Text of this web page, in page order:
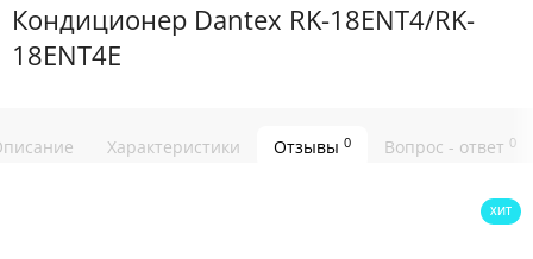
Кондиционер Dantex RK-18ENT4/RK-
18ENT4E
Характеристики Отзывы 0 Вопрос - ответ 0
ХИТ